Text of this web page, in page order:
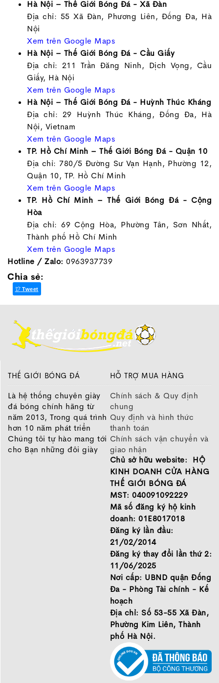
Hà Nội – Thế Giới Bóng Đá - Xã Đàn
Địa chỉ: 55 Xã Đàn, Phương Liên, Đống Đa, Hà
Nội
Xem trên Google Maps
Hà Nội – Thế Giới Bóng Đá - Cầu Giấy
Địa chỉ: 211 Trần Đăng Ninh, Dịch Vọng, Cầu
Giấy, Hà Nội
Xem trên Google Maps
Hà Nội – Thế Giới Bóng Đá - Huỳnh Thúc Kháng
Địa chỉ: 29 Huỳnh Thúc Kháng, Đống Đa, Hà
Nội, Vietnam
Xem trên Google Maps
TP. Hồ Chí Minh – Thế Giới Bóng Đá - Quận 10
Địa chỉ: 780/5 Đường Sư Vạn Hạnh, Phường 12,
Quận 10, TP. Hồ Chí Minh
Xem trên Google Maps
TP. Hồ Chí Minh – Thế Giới Bóng Đá - Cộng
Hòa
Địa chỉ: 69 Cộng Hòa, Phường Tân, Sơn Nhất,
Thành phố Hồ Chí Minh
Xem trên Google Maps
Hotline / Zalo: 0963937739
Chia sẻ:
Tweet
THẾ GIỚI BÓNG ĐÁ
Là hệ thống chuyên giày
đá bóng chính hãng từ
năm 2013, Trong quá trình
hơn 10 năm phát triển
Chúng tôi tự hào mang tới
cho Bạn những đôi giày
HỖ TRỢ MUA HÀNG
Chính sách & Quy định
chung
Quy định và hình thức
thanh toán
Chính sách vận chuyển và
giao nhận
Chính sách bảo hành
Chính sách bảo mật thông
tin
Chủ sở hữu website: HỘ
KINH DOANH CỬA HÀNG
THẾ GIỚI BÓNG ĐÁ
MST: 040091092229
Mã số đăng ký hộ kinh
doanh: 01E8017018
Đăng ký lần đầu:
21/02/2014
Đăng ký thay đổi lần thứ 2:
11/06/2025
Nơi cấp: UBND quận Đống
Đa - Phòng Tài chính - Kế
hoạch
Địa chỉ: Số 53-55 Xã Đàn,
Phường Kim Liên, Thành
phố Hà Nội.